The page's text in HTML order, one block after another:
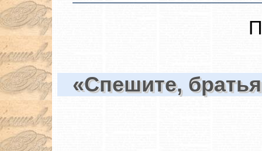
«Спешите,